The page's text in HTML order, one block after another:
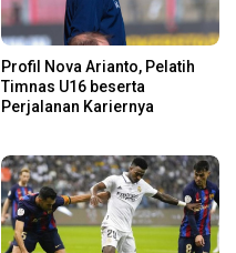
Profil Nova Arianto, Pelatih
Timnas U16 beserta
Perjalanan Kariernya